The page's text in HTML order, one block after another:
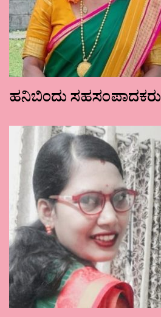
ಹನಿಬಿಂದು ಸಹಸಂಪಾದಕರು